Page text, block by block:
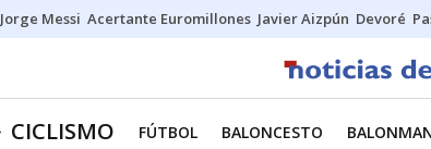
Jorge Messi Acertante Euromillones Javier Aizpún Devoré
CICLISMO FÚTBOL BALONCESTO